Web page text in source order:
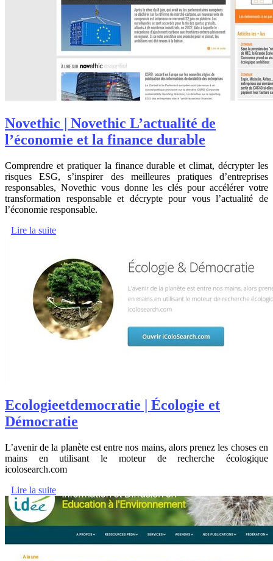
Novethic | Novethic L’actualité de
l’économie et la finance durable
Comprendre et pratiquer la finance durable et climat, décrypter les
risques ESG, s’inspirer des meilleures pratiques d’entreprises
responsables, Novethic vous donne les clés pour accélérer votre
transformation responsable et décrypte pour vous l’actualité de
l’économie responsable.
Lire la suite
Ecologieet­democra­tie | Écologie et
Démocratie
L’avenir de la planète est entre nos mains, alors prenez les choses en
mains en utilisant le moteur de recherche écologique
icolosearch.com
Lire la suite